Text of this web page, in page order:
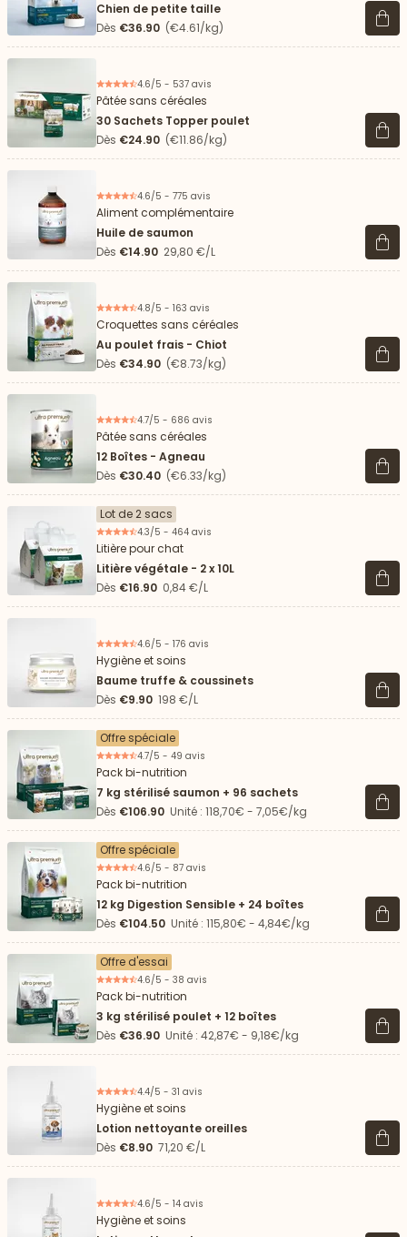
Chien de petite taille
Dès €36.90 (€4.61/kg) Voir
4.6/5 - 537 avis
Pâtée sans céréales
30 Sachets Topper poulet
Dès €24.90 (€11.86/kg) Voir
4.6/5 - 775 avis
Aliment complémentaire
Huile de saumon
Dès €14.90 29,80 €/L Voir
4.8/5 - 163 avis
Croquettes sans céréales
Au poulet frais - Chiot
Dès €34.90 (€8.73/kg) Voir
4.7/5 - 686 avis
Pâtée sans céréales
12 Boîtes - Agneau
Dès €30.40 (€6.33/kg) Voir
Lot de 2 sacs
4.3/5 - 464 avis
Litière pour chat
Litière végétale - 2 x 10L
Dès €16.90 0,84 €/L Voir
4.6/5 - 176 avis
Hygiène et soins
Baume truffe & coussinets
Dès €9.90 198 €/L Voir
Offre spéciale
4.7/5 - 49 avis
Pack bi-nutrition
7 kg stérilisé saumon + 96 sachets
Dès €106.90 Unité : 118,70€ - 7,05€/kg Voir
Offre spéciale
4.6/5 - 87 avis
Pack bi-nutrition
12 kg Digestion Sensible + 24 boîtes
Dès €104.50 Unité : 115,80€ - 4,84€/kg Voir
Offre d'essai
4.6/5 - 38 avis
Pack bi-nutrition
3 kg stérilisé poulet + 12 boîtes
Dès €36.90 Unité : 42,87€ - 9,18€/kg Voir
4.4/5 - 31 avis
Hygiène et soins
Lotion nettoyante oreilles
Dès €8.90 71,20 €/L Voir
4.6/5 - 14 avis
Hygiène et soins